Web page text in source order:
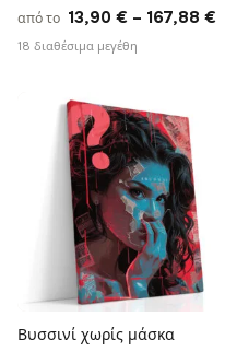
από το 13,90 € – 167,88 €
18 διαθέσιμα μεγέθη
Βυσσινί χωρίς μάσκα